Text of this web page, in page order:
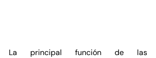
La principal función de las